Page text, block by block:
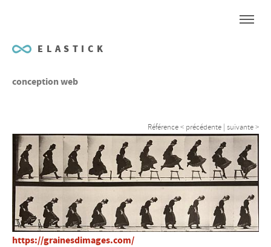
ELASTICK
conception web
Référence< précédente suivante >
https://grainesdimages.com/